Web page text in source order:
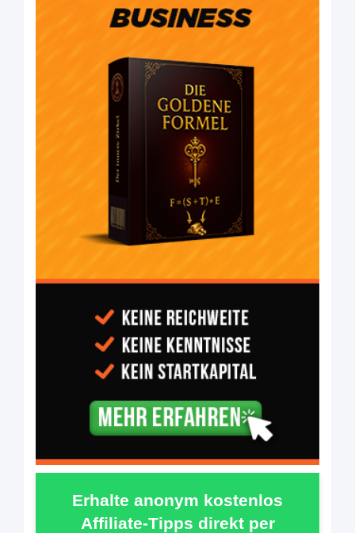
Erhalte anonym kostenlos
Affiliate-Tipps direkt per